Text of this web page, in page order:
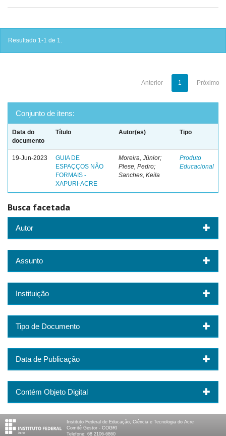
Resultado 1-1 de 1.
Anterior 1 Próximo
Conjunto de itens:
Data do
documento
Título Autor(es) Tipo
19-Jun-2023
GUIA DE
ESPAÇÇOS NÃO
FORMAIS -
XAPURI-ACRE
Moreira, Júnior;
Plese, Pedro;
Sanches, Keila
Produto
Educacional
Busca facetada
Autor
Assunto
Instituição
Tipo de Documento
Data de Publicação
Contém Objeto Digital
Instituto Federal de Educação, Ciência e Tecnologia do Acre
Comitê Gestor - COGRI
Telefone: 68 2106-6860